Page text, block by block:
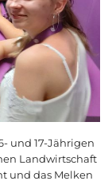
und 17-Jährigen
Landwirtschaft
und das Melken